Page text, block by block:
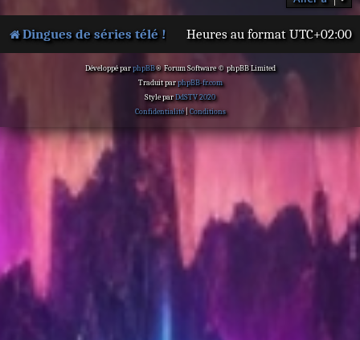
Dingues de séries télé ! Heures au format UTC+02:00
Développé parphpBB® Forum Software © phpBB Limited
Traduit parphpBB-fr.com
Style parDdSTV 2020
Confidentialité| Conditions